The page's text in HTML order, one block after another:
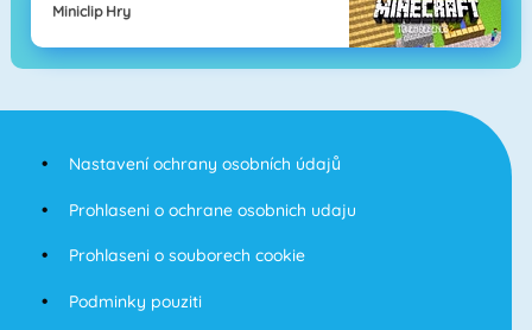
Miniclip Hry
Nastavení ochrany osobních údajů
Prohlaseni o ochrane osobnich udaju
Prohlaseni o souborech cookie
Podminky pouziti